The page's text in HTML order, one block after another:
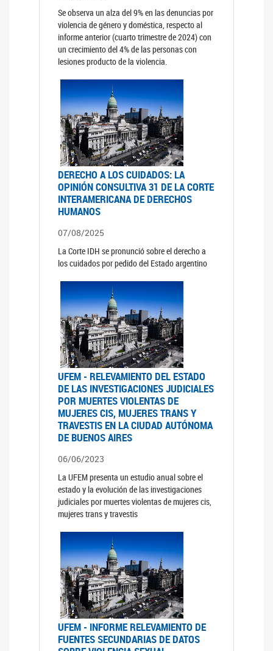
Se observa un alza del 9% en las denuncias por
violencia de género y doméstica, respecto al
informe anterior (cuarto trimestre de 2024) con
un crecimiento del 4% de las personas con
lesiones producto de la violencia.
DERECHO A LOS CUIDADOS: LA
OPINIÓN CONSULTIVA 31 DE LA CORTE
INTERAMERICANA DE DERECHOS
HUMANOS
07/08/2025
La Corte IDH se pronunció sobre el derecho a
los cuidados por pedido del Estado argentino
UFEM - RELEVAMIENTO DEL ESTADO
DE LAS INVESTIGACIONES JUDICIALES
POR MUERTES VIOLENTAS DE
MUJERES CIS, MUJERES TRANS Y
TRAVESTIS EN LA CIUDAD AUTÓNOMA
DE BUENOS AIRES
06/06/2023
La UFEM presenta un estudio anual sobre el
estado y la evolución de las investigaciones
judiciales por muertes violentas de mujeres cis,
mujeres trans y travestis
UFEM - INFORME RELEVAMIENTO DE
FUENTES SECUNDARIAS DE DATOS